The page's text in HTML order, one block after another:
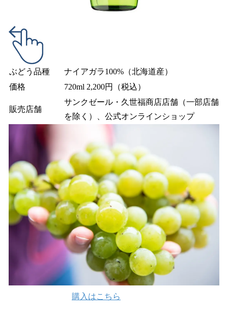
ぶどう品種
ナイアガラ100%（北海道産）
価格
720ml 2,200円（税込）
販売店舗
サンクゼール・久世福商店店舗（一部店舗
を除く）、公式オンラインショップ
購入はこちら